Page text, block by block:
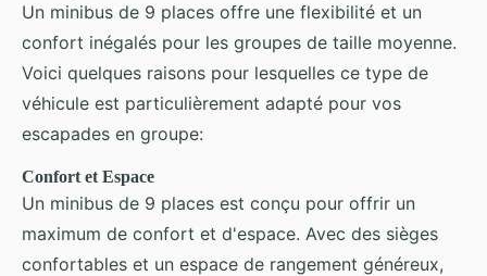
Un minibus de 9 places offre une flexibilité et un
confort inégalés pour les groupes de taille moyenne.
Voici quelques raisons pour lesquelles ce type de
véhicule est particulièrement adapté pour vos
escapades en groupe:
Confort et Espace
Un minibus de 9 places est conçu pour offrir un
maximum de confort et d'espace. Avec des sièges
confortables et un espace de rangement généreux,